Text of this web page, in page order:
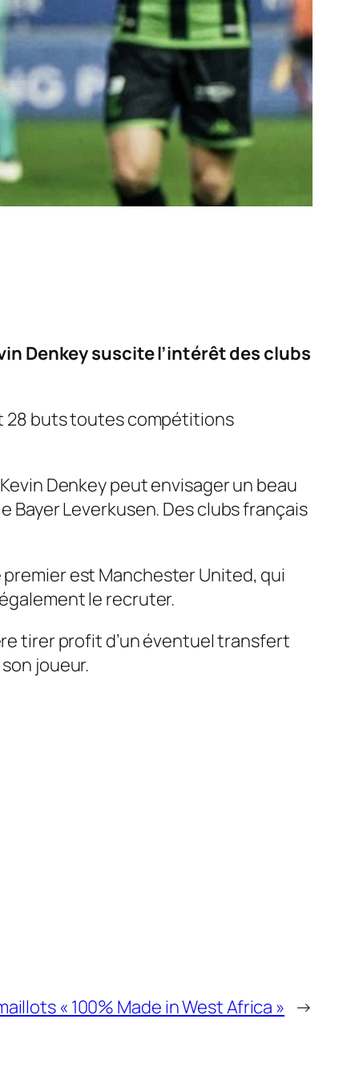
Denkey suscite l’intérêt des clubs
28 buts toutes compétitions
Denkey peut envisager un beau
Leverkusen. Des clubs français
est Manchester United, qui
le recruter.
tirer profit d’un éventuel transfert
joueur.
« 100% Made in West Africa » →